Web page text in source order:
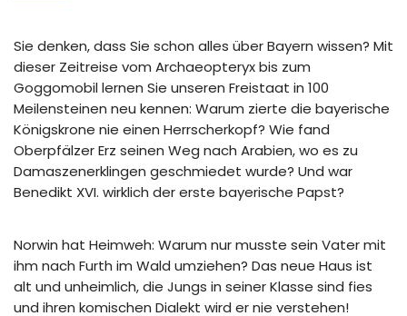
Sie denken, dass Sie schon alles über Bayern wissen? Mit
dieser Zeitreise vom Archaeopteryx bis zum
Goggomobil lernen Sie unseren Freistaat in 100
Meilensteinen neu kennen: Warum zierte die bayerische
Königskrone nie einen Herrscherkopf? Wie fand
Oberpfälzer Erz seinen Weg nach Arabien, wo es zu
Damaszenerklingen geschmiedet wurde? Und war
Benedikt XVI. wirklich der erste bayerische Papst?
Norwin hat Heimweh: Warum nur musste sein Vater mit
ihm nach Furth im Wald umziehen? Das neue Haus ist
alt und unheimlich, die Jungs in seiner Klasse sind fies
und ihren komischen Dialekt wird er nie verstehen!